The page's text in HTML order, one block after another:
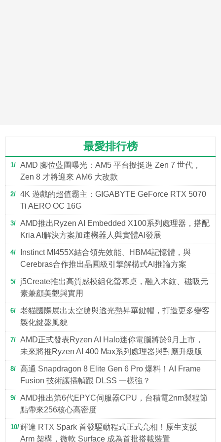
最愛排行榜
1
AMD 腳位藍圖曝光：AM5 平台擬挺進 Zen 7 世代，
Zen 8 才將迎來 AM6 大改款
2
4K 遊戲的超值霸主：GIGABYTE GeForce RTX 5070
Ti AERO OC 16G
3
AMD推出Ryzen AI Embedded X100系列處理器，搭配
Kria AI解決方案加速機器人與實體AI發展
4
Instinct MI455X結合領先效能、HBM4記憶體，與
Cerebras合作推出晶圓級引擎解構式AI推論方案
5
j5Create推出高質感模組化螢幕桌，融入木紋、磁吸元
素兼顧美觀與實用
6
老貓國際展出太空艙與透光熱昇華鍵帽，打造更多變客
製化鍵盤風貌
7
AMD正式發表Ryzen AI Halo迷你電腦將於9月上市，
未來將推Ryzen AI 400 Max系列處理器與對應升級版
8
高通 Snapdragon 8 Elite Gen 6 Pro 爆料！AI Frame
Fusion 技術讓插幀跟 DLSS 一樣強？
9
AMD推出第6代EPYC伺服器CPU，台積電2nm製程節
點帶來256核心高密度
10 輝達 RTX Spark 首發驅動程式正式亮相！原生支援
Arm 架構，微軟 Surface 成為首批搭載裝置